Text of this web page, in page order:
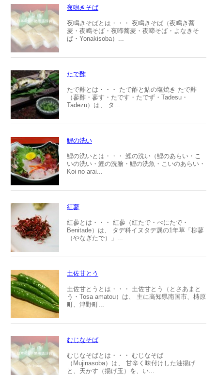
夜鳴きそば
夜鳴きそばとは・・・ 夜鳴きそば（夜鳴き蕎
麦・夜鳴そば・夜啼蕎麦・夜啼そば・よなきそ
ば・Yonakisoba）...
たで酢
たで酢とは・・・ たで酢と鮎の塩焼き たで酢
（蓼酢・蓼す・たです・たでず・Tadesu・
Tadezu）は、 タ...
鯉の洗い
鯉の洗いとは・・・ 鯉の洗い（鯉のあらい・こ
いの洗い・鯉の洗膾・鯉の洗魚・こいのあらい・
Koi no arai...
紅蓼
紅蓼とは・・・ 紅蓼（紅たで・べにたで・
Benitade）は、 タデ科イヌタデ属の1年草「柳蓼
（やなぎたで）」...
土佐甘とう
土佐甘とうとは・・・ 土佐甘とう（とさあまと
う・Tosa amatou）は、 主に高知県南国市、梼原
町、津野町...
むじなそば
むじなそばとは・・・ むじなそば
（Mujinasoba）は、 甘辛く味付けした油揚げ
と、天かす（揚げ玉）を、い...